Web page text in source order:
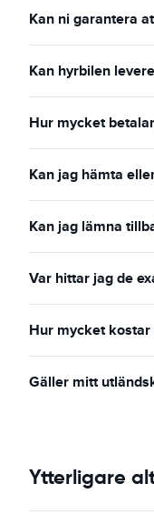
Kan ni garantera
Kan hyrbilen
Hur mycket
Kan jag hämta
Kan jag lämna
Var hittar jag de
Hur mycket kostar
Gäller mitt
Ytterligare